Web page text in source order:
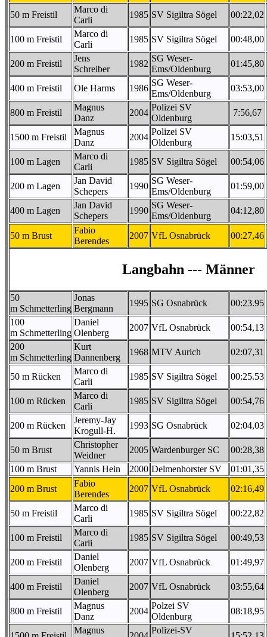
50 m Freistil
Marco di
Carli
1985 SV Sigiltra Sögel 00:22,02
100 m Freistil
Marco di
Carli
1985 SV Sigiltra Sögel 00:48,00
200 m Freistil
Jens
Schreiber
1982
SG Weser-
Ems/Oldenburg
01:45,80
400 m Freistil Ole Harms 1986
SG Weser-
Ems/Oldenburg
03:53,00
800 m Freistil
Magnus
Danz
2004
Polizei SV
Oldenburg
7:56,67
1500 m Freistil
Magnus
Danz
2004
Polizei SV
Oldenburg
15:03,51
100 m Lagen
Marco di
Carli
1985 SV Sigiltra Sögel 00:54,06
200 m Lagen
Jan David
Schepers
1990
SG Weser-
Ems/Oldenburg
01:59,00
400 m Lagen
Jan David
Schepers
1990
SG Weser-
Ems/Oldenburg
04:12,80
50 m Brust
Fabio
Berendes
2007 VfL Osnabrück 00:27,46
Langbahn --- Männer
50
m Schmetterling
Jonas
Bergmann
1995 SG Osnabrück
00:23.95
100
m Schmetterling
Daniel
Olenberg
2007 VfL Osnabrück
00:54,13
200
m Schmetterling
Kurt
Dannenberg
1968 MTV Aurich 02:07,31
50 m Rücken
Marco di
Carli
1985 SV Sigiltra Sögel 00:25.53
100 m Rücken
Marco di
Carli
1985 SV Sigiltra Sögel 00:54,76
200 m Rücken
Jeremy-Jay
Krogull-H.
1993 SG Osnabrück 02:04,03
50 m Brust
Christopher
Weidner
2005 Wardenburger SC
00:28,38
100 m Brust
Yannis Hein 2000 Delmenhorster SV
01:01,35
200 m Brust
Fabio
Berendes
2007 VfL Osnabrück 02:16,49
50 m Freistil
Marco di
Carli
1985 SV Sigiltra Sögel 00:22,82
100 m Freistil
Marco di
Carli
1985 SV Sigiltra Sögel 00:49,53
200 m Freistil
Daniel
Olenberg
2007 VfL Osnabrück 01:49,97
400 m Freistil
Daniel
Olenberg
2007 VfL Osnabrück 03:55,64
800 m Freistil
Magnus
Danz
2004
Polzei SV
Oldenburg
08:18,95
Magnus
Polizei-SV